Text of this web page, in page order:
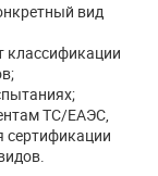
вид
классификации
ТС/ЕАЭС,
сертификации